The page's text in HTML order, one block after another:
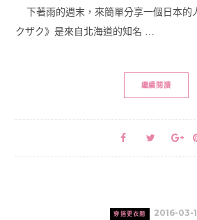
下著雨的週末，來簡單分享一個日本的
クザク》是來自北海道的知名 …
繼續閱讀
穿搭更衣間 2016-03-